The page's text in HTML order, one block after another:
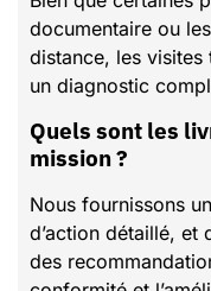
documentaire ou
distance, les
un diagnostic
Quels sont les livrables remis à l’issue de la
mission ?
Nous fournissons
d’action détaillé, et
des